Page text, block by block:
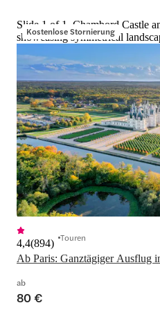
Kostenlose Stornierung
Slide 1 of 1, Chambord Castle
showcasing symmetrical
Ab Paris: Ganztägiger Ausflug
4,4(894) Touren
ab
80 €